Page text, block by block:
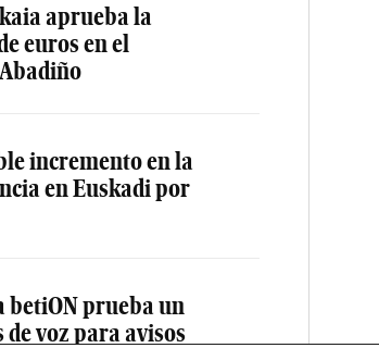
aprueba la
euros en el
incremento en la
en Euskadi por
betiON prueba un
de voz para avisos